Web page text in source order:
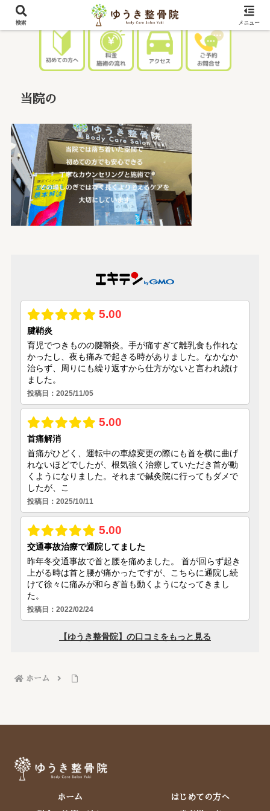
当院の
ホーム
ホーム はじめての方へ
検索 メニュー